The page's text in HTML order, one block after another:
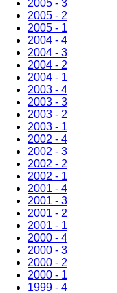
2005 - 3
2005 - 2
2005 - 1
2004 - 4
2004 - 3
2004 - 2
2004 - 1
2003 - 4
2003 - 3
2003 - 2
2003 - 1
2002 - 4
2002 - 3
2002 - 2
2002 - 1
2001 - 4
2001 - 3
2001 - 2
2001 - 1
2000 - 4
2000 - 3
2000 - 2
2000 - 1
1999 - 4